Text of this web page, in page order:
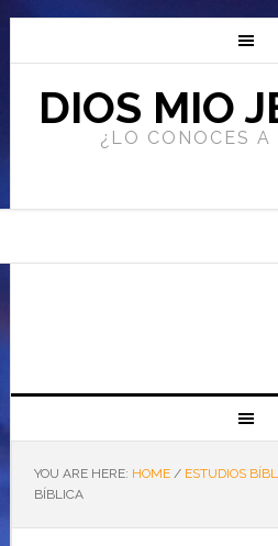
DIOS MIO
¿LO CONOCES A
YOU ARE HERE: HOME / ESTUDIOS
BÍBLICA